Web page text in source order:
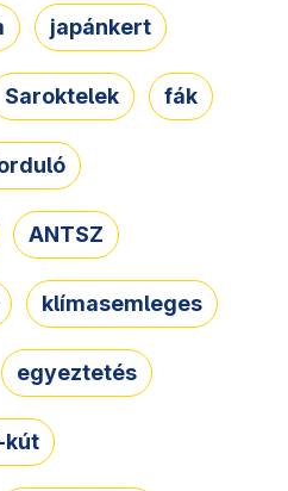
japánkert
Saroktelek fák
ANTSZ
klímasemleges
egyeztetés
kút